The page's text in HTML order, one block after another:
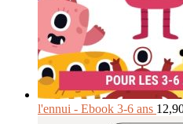
l'ennui - Ebook 3-6 ans